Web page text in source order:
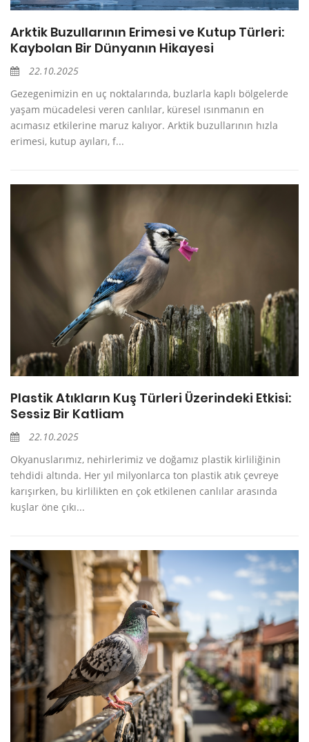
Arktik Buzullarının Erimesi ve Kutup Türleri:
Kaybolan Bir Dünyanın Hikayesi
22.10.2025
Gezegenimizin en uç noktalarında, buzlarla kaplı bölgelerde
yaşam mücadelesi veren canlılar, küresel ısınmanın en
acımasız etkilerine maruz kalıyor. Arktik buzullarının hızla
erimesi, kutup ayıları, f...
Plastik Atıkların Kuş Türleri Üzerindeki Etkisi:
Sessiz Bir Katliam
22.10.2025
Okyanuslarımız, nehirlerimiz ve doğamız plastik kirliliğinin
tehdidi altında. Her yıl milyonlarca ton plastik atık çevreye
karışırken, bu kirlilikten en çok etkilenen canlılar arasında
kuşlar öne çıkı...